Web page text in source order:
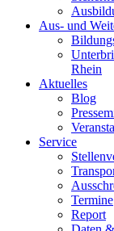
Aus- und
Rhein
Aktuelles
Blog
Service
Termine
Report